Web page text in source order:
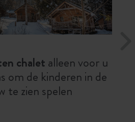
chalet alleen voor u
om de kinderen in de
te zien spelen